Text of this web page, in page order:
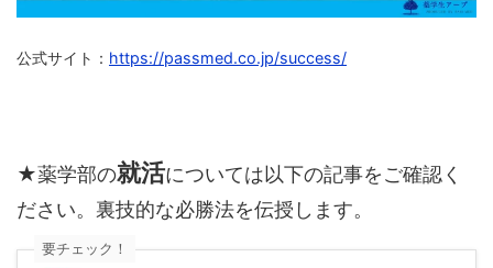
公式サイト： https://passmed.co.jp/success/
★薬学部の就活については以下の記事をご確認く
ださい。裏技的な必勝法を伝授します。
要チェック！